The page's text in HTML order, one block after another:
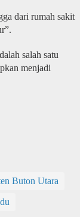
dari rumah sakit
salah satu
menjadi
Buton Utara